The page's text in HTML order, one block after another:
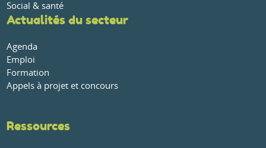
Social & santé
Actualités du secteur
Agenda
Emploi
Formation
Appels à projet et concours
Ressources